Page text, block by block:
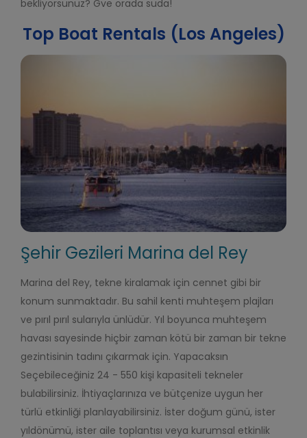
bekliyorsunuz? Gve orada suda!
Top Boat Rentals (Los Angeles)
Şehir Gezileri Marina del Rey
Marina del Rey, tekne kiralamak için cennet gibi bir
konum sunmaktadır. Bu sahil kenti muhteşem plajları
ve pırıl pırıl sularıyla ünlüdür. Yıl boyunca muhteşem
havası sayesinde hiçbir zaman kötü bir zaman bir tekne
gezintisinin tadını çıkarmak için. Yapacaksın
Seçebileceğiniz 24 - 550 kişi kapasiteli tekneler
bulabilirsiniz. İhtiyaçlarınıza ve bütçenize uygun her
türlü etkinliği planlayabilirsiniz. İster doğum günü, ister
yıldönümü, ister aile toplantısı veya kurumsal etkinlik